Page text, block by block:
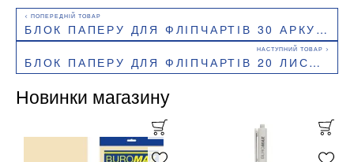
БЛОК ПАПЕРУ ДЛЯ ФЛІПЧАРТІВ 30 АРКУШІВ 64Х90СМ BUROMAX BM.2298-00
БЛОК ПАПЕРУ ДЛЯ ФЛІПЧАРТІВ 20 ЛИСТІВ BUROMAX JOBMAX BM.2297-00 КЛІТИНКА 64Х90 СМ ПОЛІЕТ.ПАКЕТ
Новинки магазину